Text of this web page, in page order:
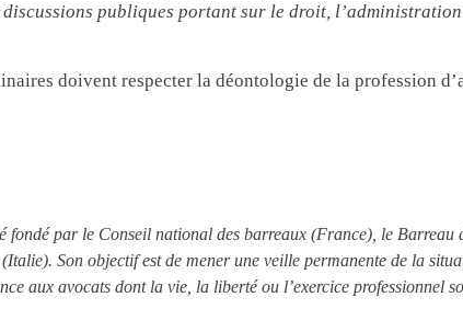
publiques portant sur le droit,
doivent respecter la déontologie de la profession
fondé par le Conseil national des barreaux (France), le
Son objectif est de mener une veille permanente de la
aux avocats dont la vie, la liberté ou l’exercice professionnel